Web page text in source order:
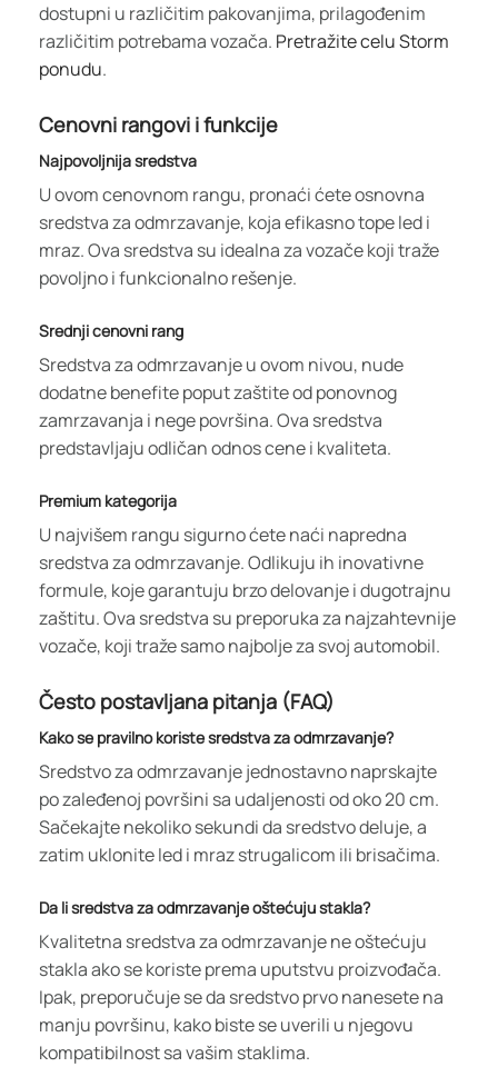
dostupni u različitim pakovanjima, prilagođenim
različitim potrebama vozača. Pretražite celu Storm
ponudu.
Cenovni rangovi i funkcije
Najpovoljnija sredstva
U ovom cenovnom rangu, pronaći ćete osnovna
sredstva za odmrzavanje, koja efikasno tope led i
mraz. Ova sredstva su idealna za vozače koji traže
povoljno i funkcionalno rešenje.
Srednji cenovni rang
Sredstva za odmrzavanje u ovom nivou, nude
dodatne benefite poput zaštite od ponovnog
zamrzavanja i nege površina. Ova sredstva
predstavljaju odličan odnos cene i kvaliteta.
Premium kategorija
U najvišem rangu sigurno ćete naći napredna
sredstva za odmrzavanje. Odlikuju ih inovativne
formule, koje garantuju brzo delovanje i dugotrajnu
zaštitu. Ova sredstva su preporuka za najzahtevnije
vozače, koji traže samo najbolje za svoj automobil.
Često postavljana pitanja (FAQ)
Kako se pravilno koriste sredstva za odmrzavanje?
Sredstvo za odmrzavanje jednostavno naprskajte
po zaleđenoj površini sa udaljenosti od oko 20 cm.
Sačekajte nekoliko sekundi da sredstvo deluje, a
zatim uklonite led i mraz strugalicom ili brisačima.
Da li sredstva za odmrzavanje oštećuju stakla?
Kvalitetna sredstva za odmrzavanje ne oštećuju
stakla ako se koriste prema uputstvu proizvođača.
Ipak, preporučuje se da sredstvo prvo nanesete na
manju površinu, kako biste se uverili u njegovu
kompatibilnost sa vašim staklima.